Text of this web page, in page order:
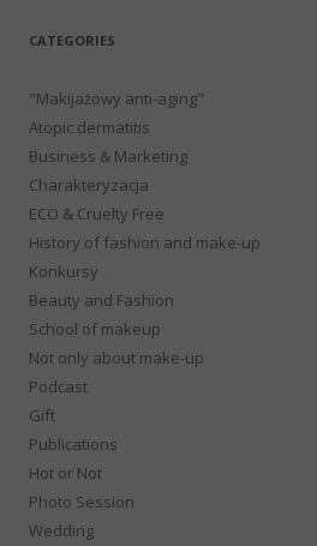
CATEGORIES
"Makijażowy anti-aging"
Atopic dermatitis
Business & Marketing
Charakteryzacja
ECO & Cruelty Free
History of fashion and make-up
Konkursy
Beauty and Fashion
School of makeup
Not only about make-up
Podcast
Gift
Publications
Hot or Not
Photo Session
Wedding